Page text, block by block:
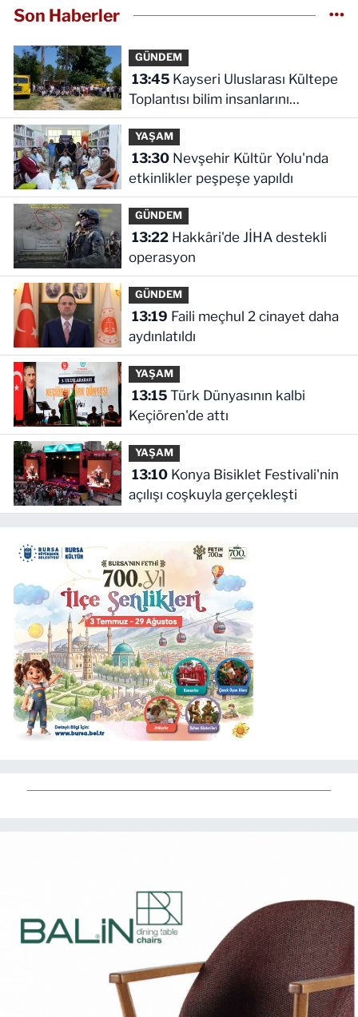
Son Haberler
GÜNDEM
13:45Kayseri Uluslarası Kültepe
Toplantısı bilim insanlarını
buluşturdu
YAŞAM
13:30Nevşehir Kültür Yolu'nda
etkinlikler peşpeşe yapıldı
GÜNDEM
13:22Hakkâri'de JİHA destekli
operasyon
GÜNDEM
13:19
aydınlatıldı
YAŞAM
13:15Türk Dünyasının kalbi
Keçiören'de attı
YAŞAM
13:10Konya Bisiklet Festivali'nin
açılışı coşkuyla gerçekleşti